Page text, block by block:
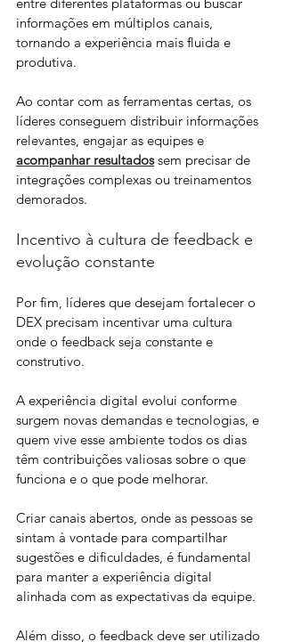
informações em múltiplos canais,
tornando a experiência mais fluida e
produtiva.
Ao contar com as ferramentas certas, os
líderes conseguem distribuir informações
relevantes, engajar as equipes e
acompanhar resultados sem precisar de
integrações complexas ou treinamentos
demorados.
Incentivo à cultura de feedback e
evolução constante
Por fim, líderes que desejam fortalecer o
DEX precisam incentivar uma cultura
onde o feedback seja constante e
construtivo.
A experiência digital evolui conforme
surgem novas demandas e tecnologias, e
quem vive esse ambiente todos os dias
têm contribuições valiosas sobre o que
funciona e o que pode melhorar.
Criar canais abertos, onde as pessoas se
sintam à vontade para compartilhar
sugestões e dificuldades, é fundamental
para manter a experiência digital
alinhada com as expectativas da equipe.
Além disso, o feedback deve ser utilizado